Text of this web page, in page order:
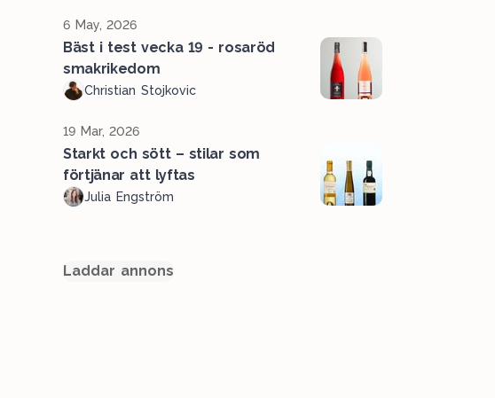
6 May, 2026
Bäst i test vecka 19 - rosaröd
smakrikedom
Christian Stojkovic
19 Mar, 2026
Starkt och sött – stilar som
förtjänar att lyftas
Julia Engström
Laddar annons